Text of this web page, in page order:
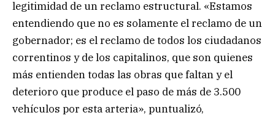
legitimidad de un reclamo estructural. «Estamos
entendiendo que no es solamente el reclamo de un
gobernador; es el reclamo de todos los ciudadanos
correntinos y de los capitalinos, que son quienes
más entienden todas las obras que faltan y el
deterioro que produce el paso de más de 3.500
vehículos por esta arteria», puntualizó,